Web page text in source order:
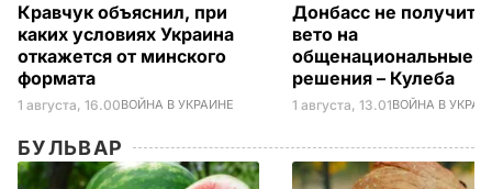
Кравчук объяснил, при
каких условиях Украина
откажется от минского
формата
1 августа, 16.00ВОЙНА В УКРАИНЕ
Донбасс не получит
вето на
общенациональные
решения – Кулеба
1 августа, 13.01ВОЙНА В
БУЛЬВАР